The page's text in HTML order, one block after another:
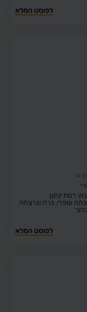
לפוסט המלא
נר
רמת יוחנן
עופרי, גרה ונרצחה
לפוסט המלא